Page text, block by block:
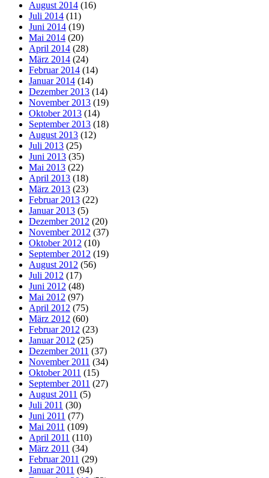
August 2014 (16)
Juli 2014 (11)
Juni 2014 (19)
Mai 2014 (20)
April 2014 (28)
März 2014 (24)
Februar 2014 (14)
Januar 2014 (14)
Dezember 2013 (14)
November 2013 (19)
Oktober 2013 (14)
September 2013 (18)
August 2013 (12)
Juli 2013 (25)
Juni 2013 (35)
Mai 2013 (22)
April 2013 (18)
März 2013 (23)
Februar 2013 (22)
Januar 2013 (5)
Dezember 2012 (20)
November 2012 (37)
Oktober 2012 (10)
September 2012 (19)
August 2012 (56)
Juli 2012 (17)
Juni 2012 (48)
Mai 2012 (97)
April 2012 (75)
März 2012 (60)
Februar 2012 (23)
Januar 2012 (25)
Dezember 2011 (37)
November 2011 (34)
Oktober 2011 (15)
September 2011 (27)
August 2011 (5)
Juli 2011 (30)
Juni 2011 (77)
Mai 2011 (109)
April 2011 (110)
März 2011 (34)
Februar 2011 (29)
Januar 2011 (94)